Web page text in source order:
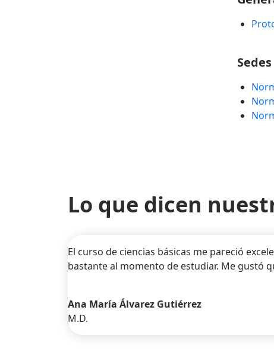
Sedes
Lo que dicen
El curso de ciencias básicas me pareció
bastante al momento de estudiar. Me gustó
Ana María Álvarez Gutiérrez
M.D.